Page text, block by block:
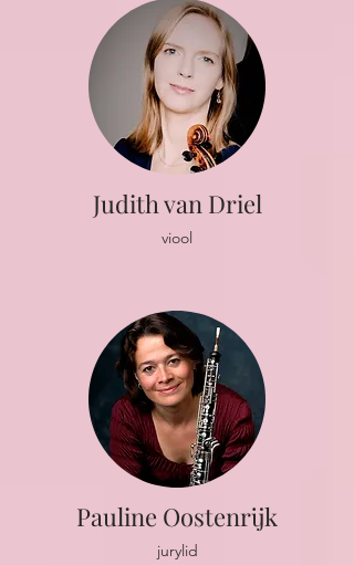
Judith van Driel
viool
Pauline Oostenrijk
jurylid